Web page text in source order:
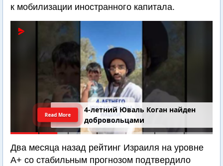
к мобилизации иностранного капитала.
4-летний Юваль Коган найден
добровольцами
Read More
Два месяца назад рейтинг Израиля на уровне
А+ со стабильным прогнозом подтвердило